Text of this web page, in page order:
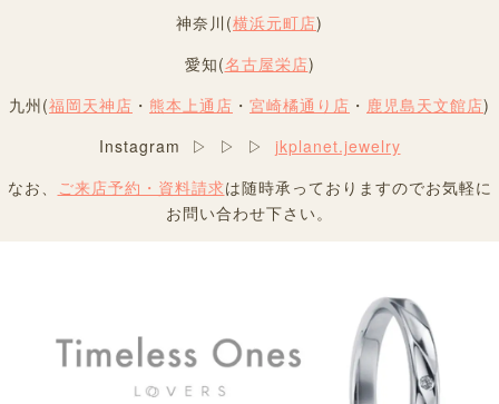
神奈川(横浜元町店)
愛知(名古屋栄店)
九州(福岡天神店 ・ 熊本上通店 ・ 宮崎橘通り店 ・ 鹿児島天文館店)
Instagram ▷ ▷ ▷ jkplanet.jewelry
なお、
ご来店予約・資料請求は随時承っておりますのでお気軽に
お問い合わせ下さい。